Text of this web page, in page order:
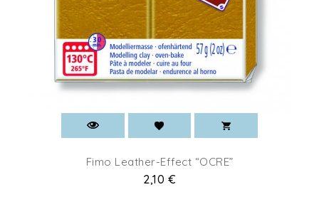
Fimo Leather-Effect “OCRE”
Prix
2,10 €